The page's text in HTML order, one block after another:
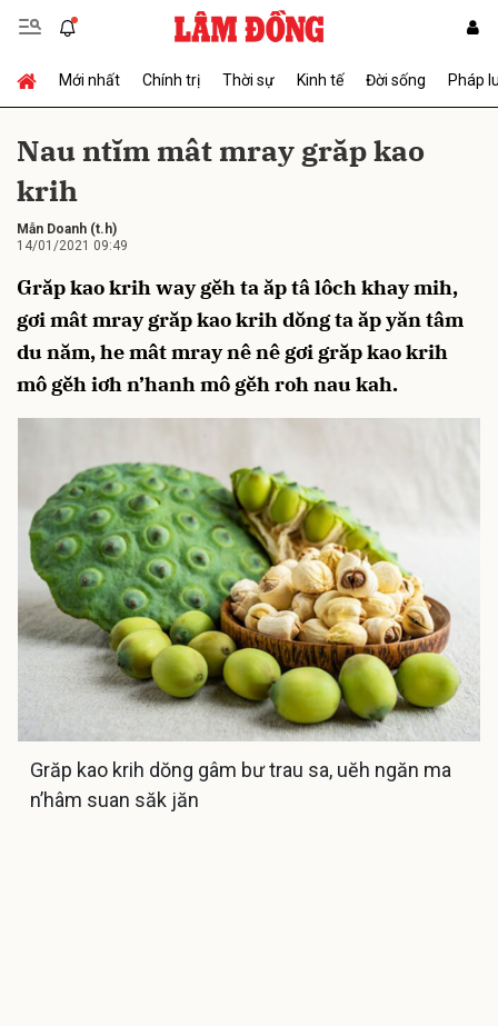
Mới nhất Chính trị Thời sự Kinh tế Đời sống Pháp
Nau ntĭm mât mray grăp kao
krih
Mẫn Doanh (t.h)
14/01/2021 09:49
Grăp kao krih way gĕh ta ăp tâ lôch khay mih,
gơi mât mray grăp kao krih dŏng ta ăp yăn tâm
du năm, he mât mray nê nê gơi grăp kao krih
mô gĕh iơh n’hanh mô gĕh roh nau kah.
Grăp kao krih dŏng gâm bư trau sa, uĕh ngăn ma
n’hâm suan săk jăn
Gửi bình luận
Hủy